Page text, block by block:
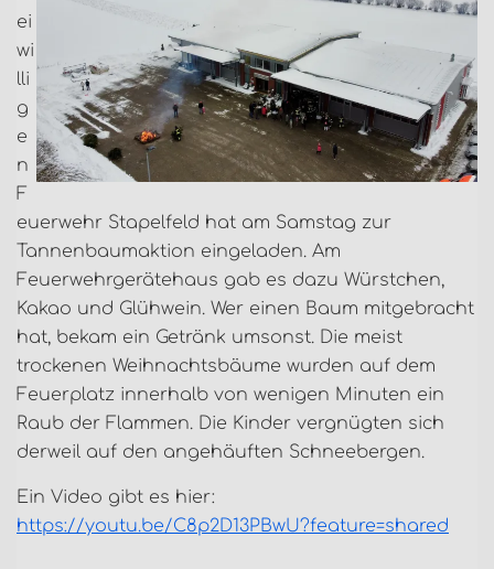
ei
wi
lli
g
e
n
F
euerwehr Stapelfeld hat am Samstag zur
Tannenbaumaktion eingeladen. Am
Feuerwehrgerätehaus gab es dazu Würstchen,
Kakao und Glühwein. Wer einen Baum mitgebracht
hat, bekam ein Getränk umsonst. Die meist
trockenen Weihnachtsbäume wurden auf dem
Feuerplatz innerhalb von wenigen Minuten ein
Raub der Flammen. Die Kinder vergnügten sich
derweil auf den angehäuften Schneebergen.
Ein Video gibt es hier:
https://youtu.be/C8p2D13PBwU?feature=shared